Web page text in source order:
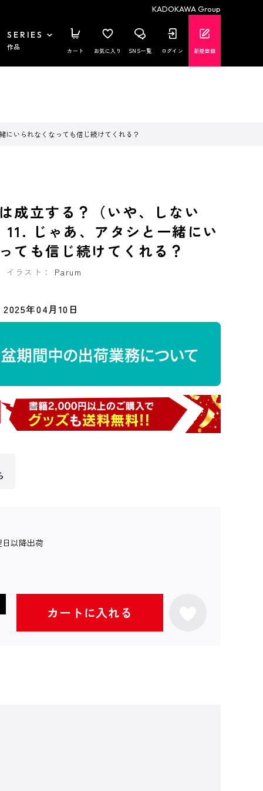
KADOKAWA Group
SERIES
作品 カート お気に入り SNS一覧 ログイン 新規登録
にいられなくなっても信じ続けてくれる？
成立する？（いや、しない
じゃあ、アタシと一緒にい
ても信じ続けてくれる？
イラスト： Parum
2025年04月10日
日以降出荷
カートに入れる